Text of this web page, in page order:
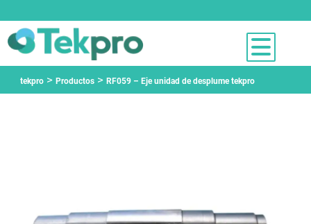
tekpro> Productos> RF059 – Eje unidad de desplume tekpro